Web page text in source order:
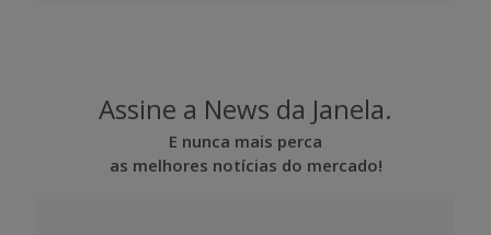
Assine a News da Janela.
E nunca mais perca
as melhores notícias do mercado!